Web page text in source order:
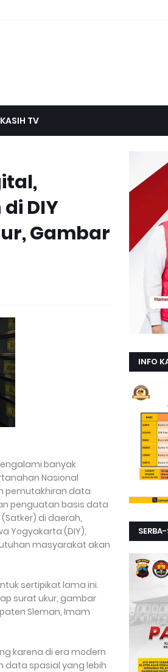
KASIH TV
DIY
Gambar
banyak
Nasional
pemutakhiran data
penguatan basis data
di daerah,
Yogyakarta (DIY),
masyarakat akan
sertipikat lama ini.
surat ukur, gambar
Sleman, Imam
karena di era modern
spasial yang lebih
INFO
SERBA-